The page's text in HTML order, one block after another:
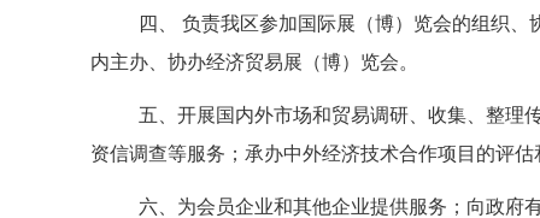
四、 负责我区参加国际展（博）览会的组织、
内主办、协办经济贸易展（博）览会。
五、开展国内外市场和贸易调研、收集、整理
资信调查等服务；承办中外经济技术合作项目的评
六、为会员企业和其他企业提供服务；向政府